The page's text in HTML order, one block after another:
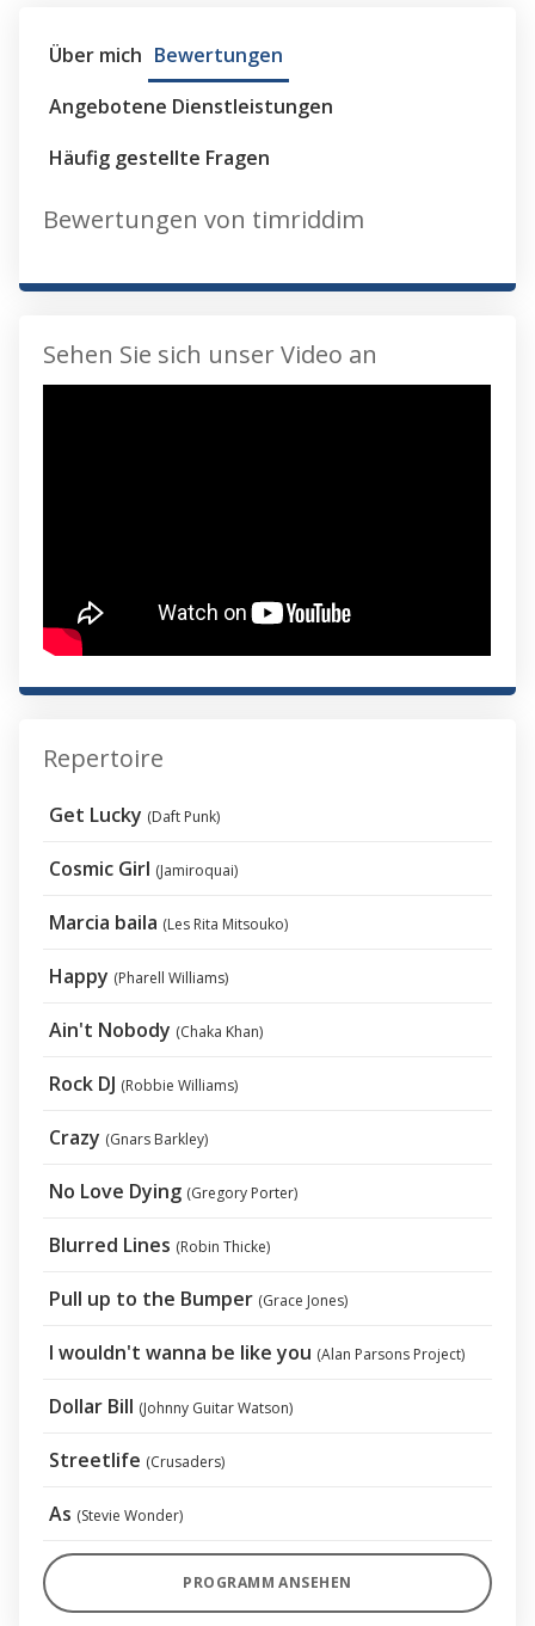
Über mich Bewertungen
Angebotene Dienstleistungen
Häufig gestellte Fragen
Bewertungen von timriddim
Sehen Sie sich unser Video an
Repertoire
Get Lucky (Daft Punk)
Cosmic Girl (Jamiroquai)
Marcia baila (Les Rita Mitsouko)
Happy (Pharell Williams)
Ain't Nobody (Chaka Khan)
Rock DJ (Robbie Williams)
Crazy (Gnars Barkley)
No Love Dying (Gregory Porter)
Blurred Lines (Robin Thicke)
Pull up to the Bumper (Grace Jones)
I wouldn't wanna be like you (Alan Parsons Project)
Dollar Bill (Johnny Guitar Watson)
Streetlife (Crusaders)
As (Stevie Wonder)
PROGRAMM ANSEHEN